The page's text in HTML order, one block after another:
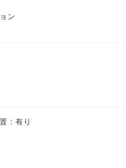
ン
：有り